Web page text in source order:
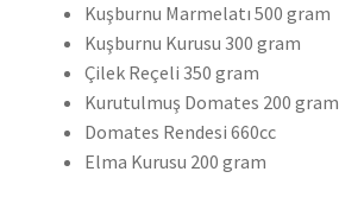
Kuşburnu Marmelatı 500 gram
Kuşburnu Kurusu 300 gram
Çilek Reçeli 350 gram
Kurutulmuş Domates 200 gram
Domates Rendesi 660cc
Elma Kurusu 200 gram